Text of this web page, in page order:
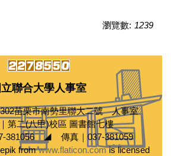
瀏覽數: 1239
立聯合大學人事室
苗栗市南勢里聯大二號 人事室
二(八甲)校區 圖書館七樓
381056 ◢ 傳真｜037-381059
fromwww.flaticon.comis licensed